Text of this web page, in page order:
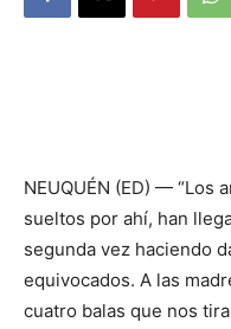
NEUQUÉN (ED) — “Los
sueltos por ahí, han
segunda vez haciendo
equivocados. A las
cuatro balas que nos